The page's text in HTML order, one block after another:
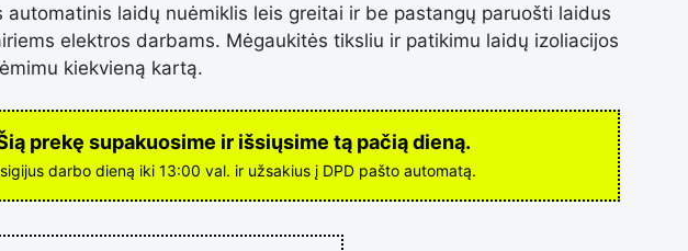
automatinis laidų nuėmiklis leis greitai ir be pastangų paruošti laidus
elektros darbams. Mėgaukitės tiksliu ir patikimu laidų izoliacijos
kiekvieną kartą.
prekę supakuosime ir išsiųsime tą pačią dieną.
darbo dieną iki 13:00 val. ir užsakius į DPD pašto automatą.